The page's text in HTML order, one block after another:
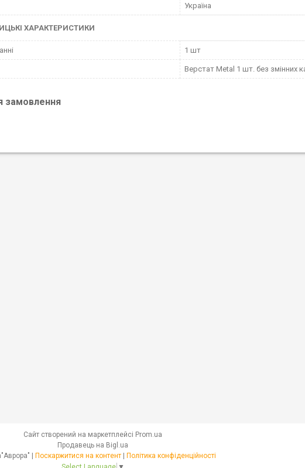
Україна
ХАРАКТЕРИСТИКИ
1 шт
Верстат Metal 1 шт. без змінних
замовлення
Сайт створений на маркетплейсі Prom.ua
Продавець на Bigl.ua
Поскаржитися на контент
Політика конфіденційності